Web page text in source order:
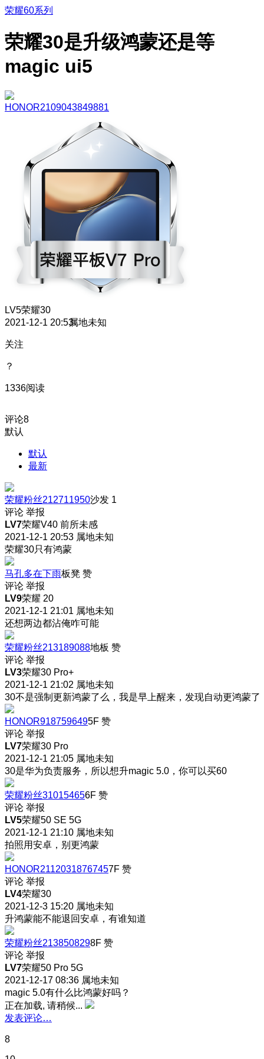
荣耀60系列
荣耀30是升级鸿蒙还是等
magic ui5
HONOR2109043849881
LV5荣耀30
2021-12-1 20:53属地未知
关注
？
1336阅读
评论8
默认
默认
最新
荣耀粉丝212711950沙发 1
评论 举报
LV7荣耀V40 前所未感
2021-12-1 20:53 属地未知
荣耀30只有鸿蒙
马孔多在下雨板凳 赞
评论 举报
LV9荣耀 20
2021-12-1 21:01 属地未知
还想两边都沾俺咋可能
荣耀粉丝213189088地板 赞
评论 举报
LV3荣耀30 Pro+
2021-12-1 21:02 属地未知
30不是强制更新鸿蒙了么，我是早上醒来，发现自动更鸿蒙了
HONOR9187596495F 赞
评论 举报
LV7荣耀30 Pro
2021-12-1 21:05 属地未知
30是华为负责服务，所以想升magic 5.0，你可以买60
荣耀粉丝310154656F 赞
评论 举报
LV5荣耀50 SE 5G
2021-12-1 21:10 属地未知
拍照用安卓，别更鸿蒙
HONOR21120318767457F 赞
评论 举报
LV4荣耀30
2021-12-3 15:20 属地未知
升鸿蒙能不能退回安卓，有谁知道
荣耀粉丝2138508298F 赞
评论 举报
LV7荣耀50 Pro 5G
2021-12-17 08:36 属地未知
magic 5.0有什么比鸿蒙好吗？
正在加载, 请稍候...
发表评论…
8